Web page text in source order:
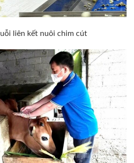
liên kết nuôi chim cút